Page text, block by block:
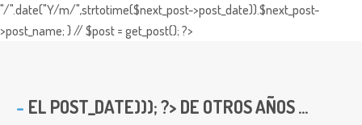
"/".date("Y/m/",strtotime($next_post->post_date)).$next_post-
>post_name; } // $post = get_post(); ?>
EL POST_DATE))); ?> DE OTROS AÑOS ...